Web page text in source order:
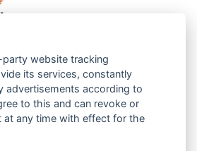
website tracking
its services, constantly
advertisements according to
to this and can revoke or
at any time with effect for the